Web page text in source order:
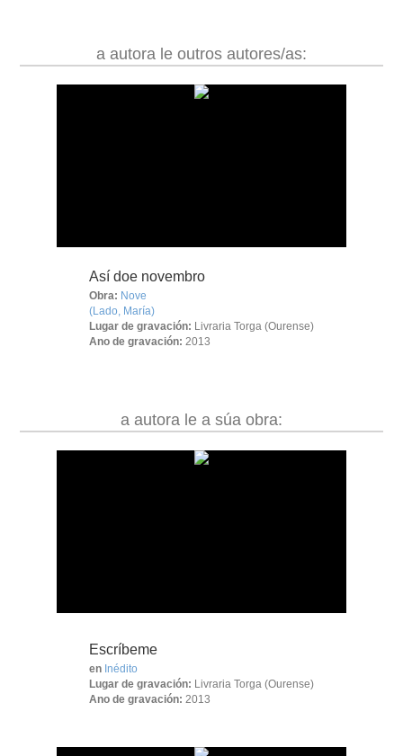
a autora le outros autores/as:
Así doe novembro
Obra: Nove
(Lado, María)
Lugar de gravación: Livraria Torga (Ourense)
Ano de gravación: 2013
a autora le a súa obra:
Escríbeme
en Inédito
Lugar de gravación: Livraria Torga (Ourense)
Ano de gravación: 2013